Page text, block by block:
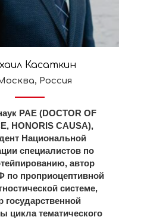
Касаткин
Россия
РАЕ (DOCTOR OF
HONORIS CAUSA),
Национальной
специалистов по
автор
по проприоцептивной
системе,
государственной
цикла тематического